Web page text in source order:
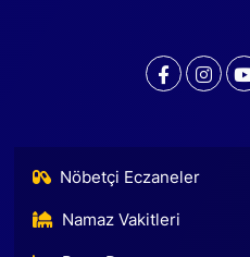
Nöbetçi Eczaneler
Namaz Vakitleri